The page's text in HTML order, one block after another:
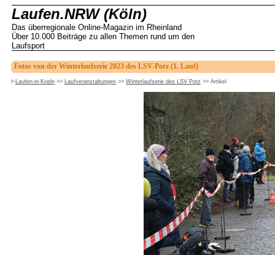
Laufen.NRW (Köln)
Das überregionale Online-Magazin im Rheinland
Über 10.000 Beiträge zu allen Themen rund um den
Laufsport
Fotos von der Winterlaufserie 2023 des LSV-Porz (1. Lauf)
Laufen-in-Koeln >> Laufveranstaltungen >> Winterlaufserie des LSV Porz >> Artikel